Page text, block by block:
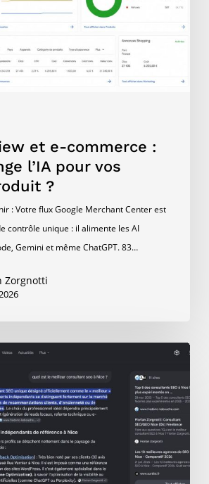
et e-commerce :
l’IA pour vos
?
: Votre flux Google Merchant Center est
contrôle unique : il alimente les AI
Gemini et même ChatGPT. 83…
Zorgnotti